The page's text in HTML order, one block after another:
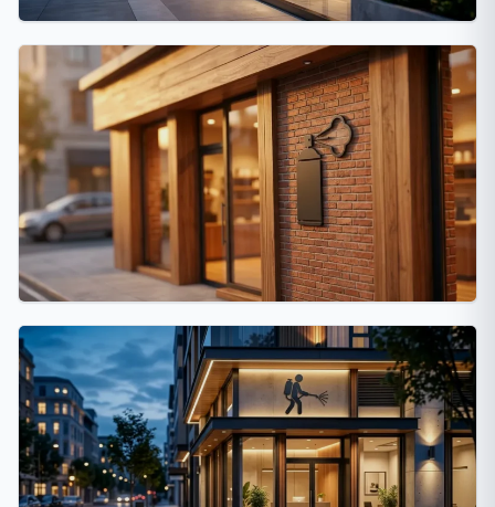
La Plata
18 fumigaciones
Villa Devoto
17 fumigaciones